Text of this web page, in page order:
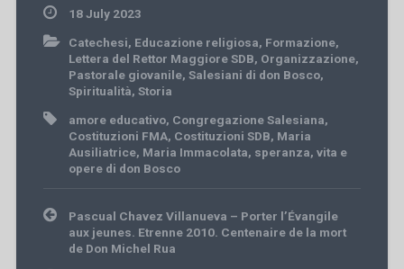
18 July 2023
Catechesi, Educazione religiosa, Formazione,
Lettera del Rettor Maggiore SDB, Organizzazione,
Pastorale giovanile, Salesiani di don Bosco,
Spiritualità, Storia
amore educativo, Congregazione Salesiana,
Costituzioni FMA, Costituzioni SDB, Maria
Ausiliatrice, Maria Immacolata, speranza, vita e
opere di don Bosco
Post
navigation
Pascual Chavez Villanueva – Porter l’Évangile
aux jeunes. Etrenne 2010. Centenaire de la mort
de Don Michel Rua